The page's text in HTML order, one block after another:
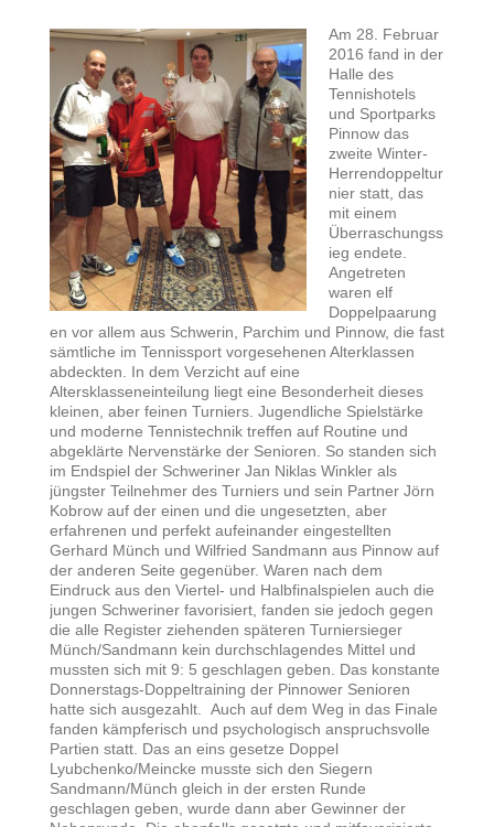
Am 28. Februar
2016 fand in der
Halle des
Tennishotels
und Sportparks
Pinnow das
zweite Winter-
Herrendoppeltur
nier statt, das
mit einem
Überraschungss
ieg endete.
Angetreten
waren elf
Doppelpaarung
en vor allem aus Schwerin, Parchim und Pinnow, die fast
sämtliche im Tennissport vorgesehenen Alterklassen
abdeckten. In dem Verzicht auf eine
Altersklasseneinteilung liegt eine Besonderheit dieses
kleinen, aber feinen Turniers. Jugendliche Spielstärke
und moderne Tennistechnik treffen auf Routine und
abgeklärte Nervenstärke der Senioren. So standen sich
im Endspiel der Schweriner Jan Niklas Winkler als
jüngster Teilnehmer des Turniers und sein Partner Jörn
Kobrow auf der einen und die ungesetzten, aber
erfahrenen und perfekt aufeinander eingestellten
Gerhard Münch und Wilfried Sandmann aus Pinnow auf
der anderen Seite gegenüber. Waren nach dem
Eindruck aus den Viertel- und Halbfinalspielen auch die
jungen Schweriner favorisiert, fanden sie jedoch gegen
die alle Register ziehenden späteren Turniersieger
Münch/Sandmann kein durchschlagendes Mittel und
mussten sich mit 9: 5 geschlagen geben. Das konstante
Donnerstags-Doppeltraining der Pinnower Senioren
hatte sich ausgezahlt. Auch auf dem Weg in das Finale
fanden kämpferisch und psychologisch anspruchsvolle
Partien statt. Das an eins gesetze Doppel
Lyubchenko/Meincke musste sich den Siegern
Sandmann/Münch gleich in der ersten Runde
geschlagen geben, wurde dann aber Gewinner der